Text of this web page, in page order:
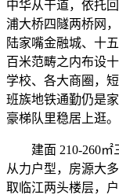
中华从干道，依托
浦大桥四隧两桥网
陆家嘴金融城、十
百米范畴之内布设
学校、各大商圈，
班族地铁通勤仍是
豪梯队里稳居上逛。
建面 210-260㎡
从力户型，房源大
取临江两头楼层，